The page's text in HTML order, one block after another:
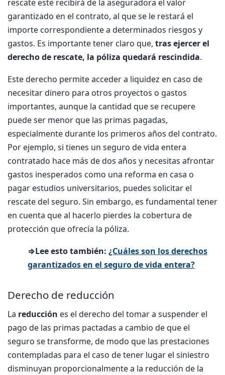
rescate este recibirá de la aseguradora el valor
garantizado en el contrato, al que se le restará el
importe correspondiente a determinados riesgos y
gastos. Es importante tener claro que, tras ejercer el
derecho de rescate, la póliza quedará rescindida.
Este derecho permite acceder a liquidez en caso de
necesitar dinero para otros proyectos o gastos
importantes, aunque la cantidad que se recupere
puede ser menor que las primas pagadas,
especialmente durante los primeros años del contrato.
Por ejemplo, si tienes un seguro de vida entera
contratado hace más de dos años y necesitas afrontar
gastos inesperados como una reforma en casa o
pagar estudios universitarios, puedes solicitar el
rescate del seguro. Sin embargo, es fundamental tener
en cuenta que al hacerlo pierdes la cobertura de
protección que ofrecía la póliza.
⇒Lee esto también: ¿Cuáles son los derechos
garantizados en el seguro de vida entera?
Derecho de reducción
La reducción es el derecho del tomar a suspender el
pago de las primas pactadas a cambio de que el
seguro se transforme, de modo que las prestaciones
contempladas para el caso de tener lugar el siniestro
disminuyan proporcionalmente a la reducción de la